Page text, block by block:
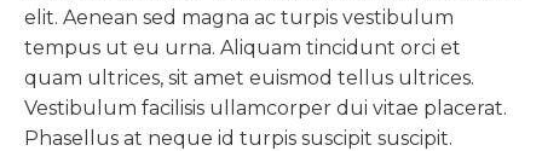
elit. Aenean sed magna ac turpis vestibulum
tempus ut eu urna. Aliquam tincidunt orci et
quam ultrices, sit amet euismod tellus ultrices.
Vestibulum facilisis ullamcorper dui vitae placerat.
Phasellus at neque id turpis suscipit suscipit.